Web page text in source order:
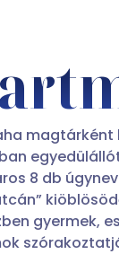
8 db
gyermek,